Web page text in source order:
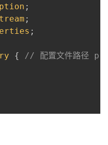
;
;
;
{ // 配置文件路径